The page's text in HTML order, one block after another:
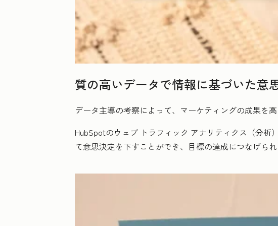
質の高いデータで情報に基づいた意
データ主導の考察によって、マーケティングの成果を高
HubSpotのウェブ トラフィック アナリティクス（分
て意思決定を下すことができ、目標の達成につなげられ